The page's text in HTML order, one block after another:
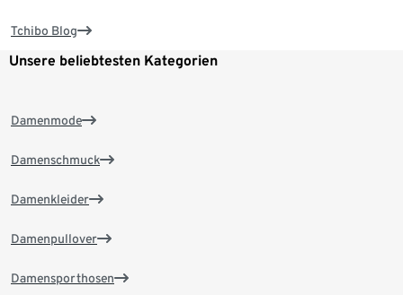
Tchibo Blog
Unsere beliebtesten Kategorien
Damenmode
Damenschmuck
Damenkleider
Damenpullover
Damensporthosen